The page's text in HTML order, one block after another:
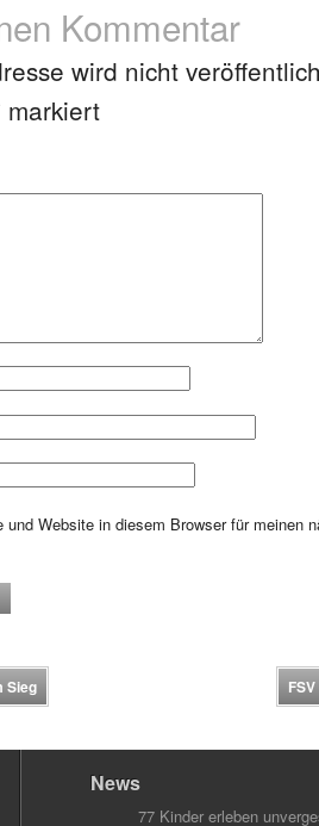
Kommentar
wird nicht
markiert
und Website in diesem Browser für meinen
Sieg
News
77 Kinder erleben